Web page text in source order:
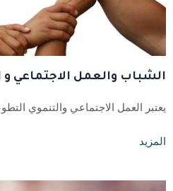
الشباب والعمل الاجتماعي و
يعتبر العمل الاجتماعي والتنموي
المزيد